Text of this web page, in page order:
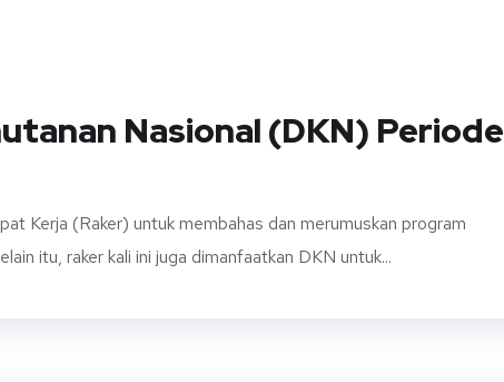
Nasional (DKN) Periode
Kerja (Raker) untuk membahas dan merumuskan program
itu, raker kali ini juga dimanfaatkan DKN untuk...